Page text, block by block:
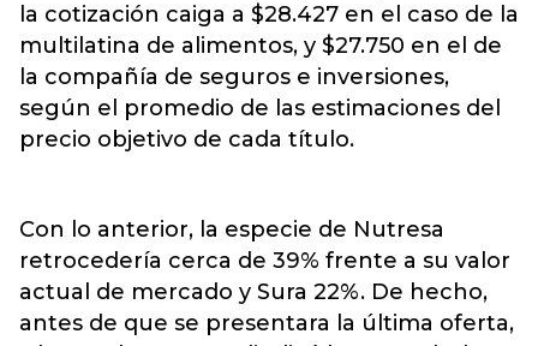
la cotización caiga a $28.427 en el caso de la
multilatina de alimentos, y $27.750 en el de
la compañía de seguros e inversiones,
según el promedio de las estimaciones del
precio objetivo de cada título.
Con lo anterior, la especie de Nutresa
retrocedería cerca de 39% frente a su valor
actual de mercado y Sura 22%. De hecho,
antes de que se presentara la última oferta,